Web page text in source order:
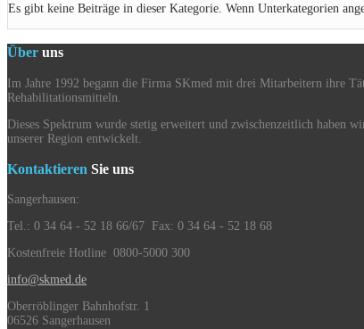
Es gibt keine Beiträge in dieser Kategorie. Wenn Unterkategorien
Über uns
Im Jahre 1992 begann die Firma SKmed mit drei Mitarbeitern ihre
Rehabilitationsmitteln.
Dieses Spektrum wurde stetig erweitert und zwischenzeitlich haben
unserer Region entwickelt.
Kontaktieren Sie uns
Sangerhausen:
Tel.: 0 34 64 - 52 18 66/67 Fax: 0 34 64 - 52 18 68
Kostenfreie Hotline 0800-5000 300
info@skmed.de
Oberröblinger Bahnhofstr. 1
06526 Sangerhausen